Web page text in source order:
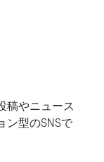
稿やニュース
ン型のSNSで